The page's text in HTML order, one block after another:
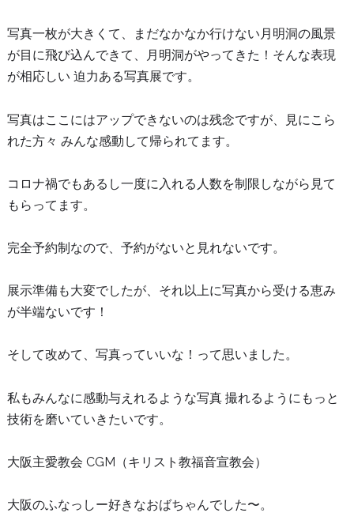
写真一枚が大きくて、まだなかなか行けない月明洞の風景
が目に飛び込んできて、月明洞がやってきた！そんな表現
が相応しい 迫力ある写真展です。
写真はここにはアップできないのは残念ですが、見にこら
れた方々 みんな感動して帰られてます。
コロナ禍でもあるし一度に入れる人数を制限しながら見て
もらってます。
完全予約制なので、予約がないと見れないです。
展示準備も大変でしたが、それ以上に写真から受ける恵み
が半端ないです！
そして改めて、写真っていいな！って思いました。
私もみんなに感動与えれるような写真 撮れるようにもっと
技術を磨いていきたいです。
大阪主愛教会 CGM（キリスト教福音宣教会）
大阪のふなっしー好きなおばちゃんでした〜。